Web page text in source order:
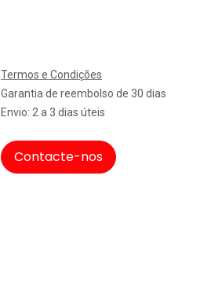
Termos e Condições
Garantia de reembolso de 30 dias
Envio: 2 a 3 dias úteis
Contacte-nos